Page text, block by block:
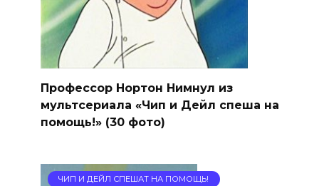
Профессор Нортон Нимнул из
мультсериала «Чип и Дейл спеша на
помощь!» (30 фото)
ЧИП И ДЕЙЛ СПЕШАТ НА ПОМОЩЬ!